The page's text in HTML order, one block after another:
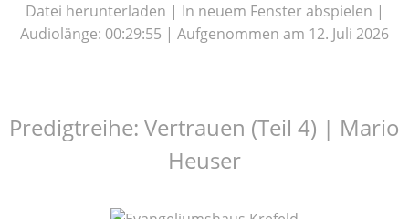
Datei herunterladen | In neuem Fenster abspielen |
Audiolänge: 00:29:55 | Aufgenommen am 12. Juli 2026
Predigtreihe: Vertrauen (Teil 4) | Mario
Heuser